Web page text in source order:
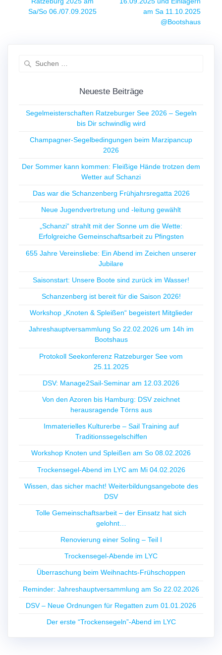
Sa/So 06./07.09.2025
am Sa 11.10.2025
@Bootshaus
Neueste Beiträge
Segelmeisterschaften Ratzeburger See 2026 – Segeln
bis Dir schwindlig wird
Champagner-Segelbedingungen beim Marzipancup
2026
Der Sommer kann kommen: Fleißige Hände trotzen dem
Wetter auf Schanzi
Das war die Schanzenberg Frühjahrsregatta 2026
Neue Jugendvertretung und -leitung gewählt
„Schanzi“ strahlt mit der Sonne um die Wette:
Erfolgreiche Gemeinschaftsarbeit zu Pfingsten
655 Jahre Vereinsliebe: Ein Abend im Zeichen unserer
Jubilare
Saisonstart: Unsere Boote sind zurück im Wasser!
Schanzenberg ist bereit für die Saison 2026!
Workshop „Knoten & Spleißen“ begeistert Mitglieder
Jahreshauptversammlung So 22.02.2026 um 14h im
Bootshaus
Protokoll Seekonferenz Ratzeburger See vom
25.11.2025
DSV: Manage2Sail-Seminar am 12.03.2026
Von den Azoren bis Hamburg: DSV zeichnet
herausragende Törns aus
Immaterielles Kulturerbe – Sail Training auf
Traditionssegelschiffen
Workshop Knoten und Spleißen am So 08.02.2026
Trockensegel-Abend im LYC am Mi 04.02.2026
Wissen, das sicher macht! Weiterbildungsangebote des
DSV
Tolle Gemeinschaftsarbeit – der Einsatz hat sich
gelohnt…
Renovierung einer Soling – Teil I
Trockensegel-Abende im LYC
Überraschung beim Weihnachts-Frühschoppen
Reminder: Jahreshauptversammlung am So 22.02.2026
DSV – Neue Ordnungen für Regatten zum 01.01.2026
Der erste “Trockensegeln”-Abend im LYC